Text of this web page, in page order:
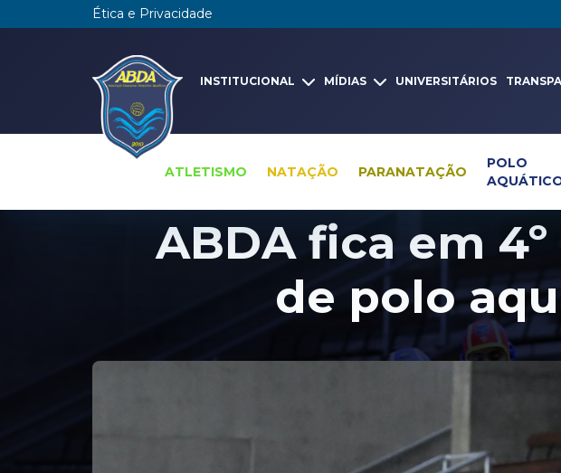
Ética e Privacidade
INSTITUCIONAL MÍDIAS UNIVERSITÁRIOS
ATLETISMO NATAÇÃO PARANATAÇÃO
POLO
Pesquisa
ABDA fica em
de polo